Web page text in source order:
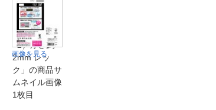
画像を見る